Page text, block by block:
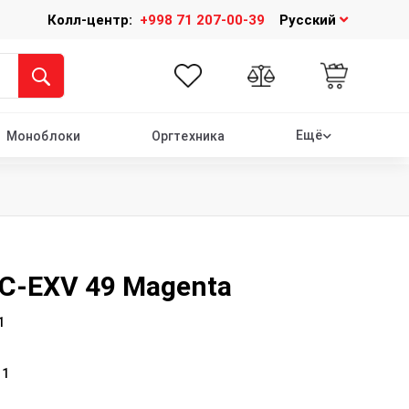
Колл-центр: +998 71 207-00-39 Русский
Моноблоки Оргтехника Ещё
EXV 49 Magenta
1